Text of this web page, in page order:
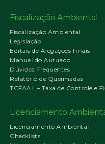
Fiscalização Ambiental
Fiscalização Ambiental
Legislação
Editais de Alegações Finais
Manual do Autuado
Dúvidas Frequentes
Relatório de Queimadas
TCFAAL – Taxa de Controle e
Licenciamento
Licenciamento Ambiental
Checklists